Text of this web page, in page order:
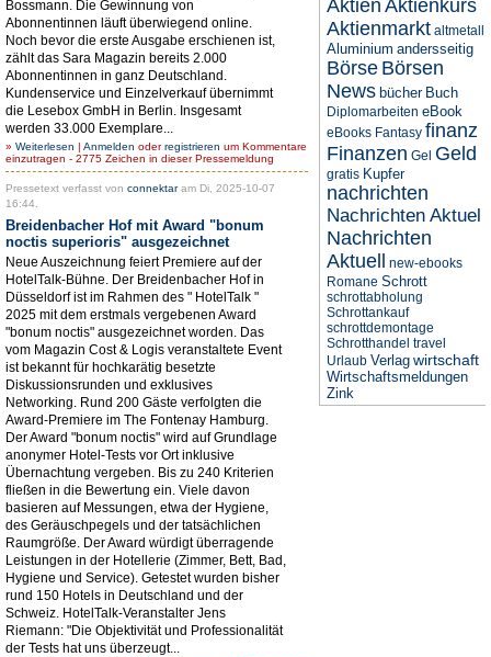
Bossmann. Die Gewinnung von
Abonnentinnen läuft überwiegend online.
Noch bevor die erste Ausgabe erschienen ist,
zählt das Sara Magazin bereits 2.000
Abonnentinnen in ganz Deutschland.
Kundenservice und Einzelverkauf übernimmt
die Lesebox GmbH in Berlin. Insgesamt
werden 33.000 Exemplare...
» Weiterlesen | Anmelden oderregistrieren um Kommentare
einzutragen - 2775 Zeichen in dieser Pressemeldung
Pressetext verfasst von connektaram Di, 2025-10-07
16:44.
Breidenbacher Hof mit Award "bonum
noctis superioris" ausgezeichnet
Neue Auszeichnung feiert Premiere auf der
HotelTalk-Bühne. Der Breidenbacher Hof in
Düsseldorf ist im Rahmen des " HotelTalk "
2025 mit dem erstmals vergebenen Award
"bonum noctis" ausgezeichnet worden. Das
vom Magazin Cost & Logis veranstaltete Event
ist bekannt für hochkarätig besetzte
Diskussionsrunden und exklusives
Networking. Rund 200 Gäste verfolgten die
Award-Premiere im The Fontenay Hamburg.
Der Award "bonum noctis" wird auf Grundlage
anonymer Hotel-Tests vor Ort inklusive
Übernachtung vergeben. Bis zu 240 Kriterien
fließen in die Bewertung ein. Viele davon
basieren auf Messungen, etwa der Hygiene,
des Geräuschpegels und der tatsächlichen
Raumgröße. Der Award würdigt überragende
Leistungen in der Hotellerie (Zimmer, Bett, Bad,
Hygiene und Service). Getestet wurden bisher
rund 150 Hotels in Deutschland und der
Schweiz. HotelTalk-Veranstalter Jens
Riemann: "Die Objektivität und Professionalität
der Tests hat uns überzeugt...
Aktien Aktienkurs
Aktienmarkt altmetall
Aluminium andersseitig
Börse Börsen
News bücher Buch
Diplomarbeiten eBook
eBooks Fantasy finanz
Finanzen Gel Geld
gratis Kupfer
nachrichten
Nachrichten Aktuel
Nachrichten
Aktuell
new-ebooks
Romane Schrott
schrottabholung
Schrottankauf
schrottdemontage
Schrotthandel travel
Urlaub Verlag wirtschaft
Wirtschaftsmeldungen
Zink